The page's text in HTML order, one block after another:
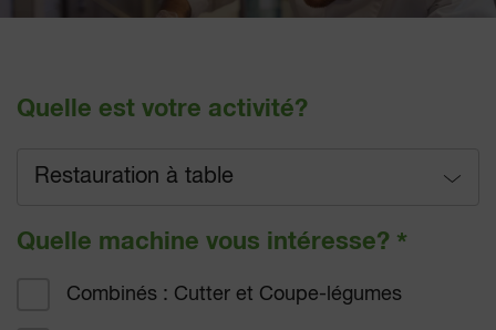
Quelle est votre activité?
Restauration à table
Restauration à table
Restauration rapide
Quelle machine vous intéresse? *
Combinés : Cutter et Coupe-légumes
Accès au guide de sélection